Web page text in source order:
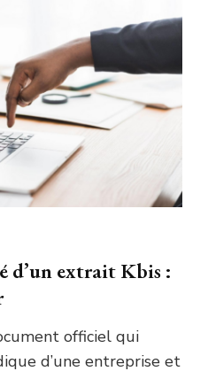
d’un extrait Kbis :
officiel qui
d’une entreprise et